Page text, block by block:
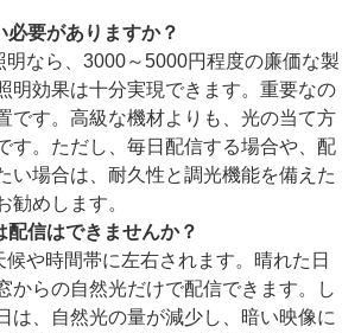
要がありますか？
なら、3000～5000円程度の廉価な製
明効果は十分実現できます。重要なの
です。高級な機材よりも、光の当て方
す。ただし、毎日配信する場合や、配
い場合は、耐久性と調光機能を備えた
勧めします。
配信はできませんか？
や時間帯に左右されます。晴れた日
からの自然光だけで配信できます。し
は、自然光の量が減少し、暗い映像に